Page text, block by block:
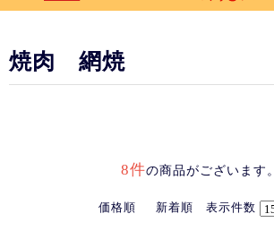
焼肉 網焼
8件の商品がございます。
価格順 新着順 表示件数